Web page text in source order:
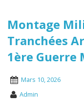
Montage
Tranchées
1ère Guerre
Mars 10, 2026
Admin